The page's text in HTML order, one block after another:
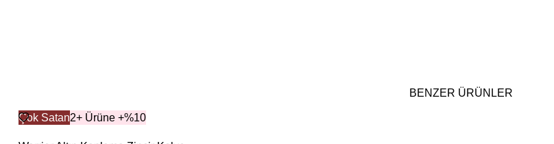
BENZER ÜRÜNLER
Çok Satan2+ Ürüne +%10